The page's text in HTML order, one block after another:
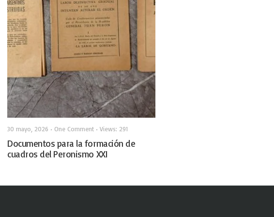
30 mayo, 2026 • One Comment • Views: 291
Documentos para la formación de
cuadros del Peronismo XXI